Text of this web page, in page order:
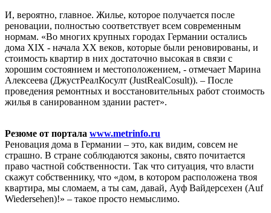
И, вероятно, главное. Жилье, которое получается после
реновации, полностью соответствует всем современным
нормам. «Во многих крупных городах Германии остались
дома XIX - начала ХХ веков, которые были реновированы, и
стоимость квартир в них достаточно высокая в связи с
хорошим состоянием и местоположением, - отмечает Марина
Алексеева (ДжустРеалКосулт (JustRealCosult)). – После
проведения ремонтных и восстановительных работ стоимость
жилья в санированном здании растет».
Резюме от портала www.metrinfo.ru
Реновация дома в Германии – это, как видим, совсем не
страшно. В стране соблюдаются законы, свято почитается
право частной собственности. Так что ситуация, что власти
скажут собственнику, что «дом, в котором расположена твоя
квартира, мы сломаем, а ты сам, давай, Ауф Вайдерсехен (Auf
Wiedersehen)!» – такое просто немыслимо.